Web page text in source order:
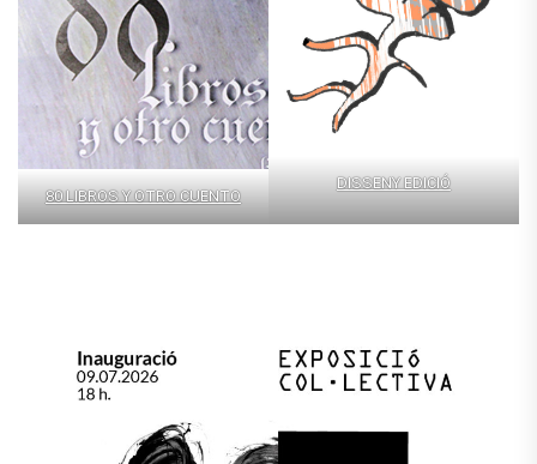
80 LIBROS Y OTRO CUENTO
DISSENY EDICIÓ